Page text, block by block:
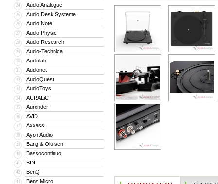
24 Audio Analogue
25 Audio Desk Systeme
26 Audio Note
27 Audio Physic
28 Audio Research
29 Audio-Technica
30 Audiolab
31 Audionet
32 AudioQuest
33 AudioToys
34 AURALiC
35 Aurender
36 AVID
37 Axxess
38 Ayon Audio
39 Bang & Olufsen
40 Bassocontinuo
41 BDI
42 BenQ
43 Benz Micro